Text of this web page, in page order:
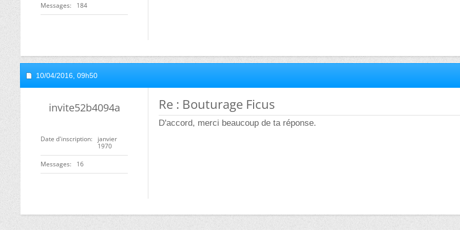
Messages 184
10/04/2016, 09h50
invite52b4094a
Date d'inscription
janvier
1970
Messages 16
Re : Bouturage Ficus
D'accord, merci beaucoup de ta réponse.